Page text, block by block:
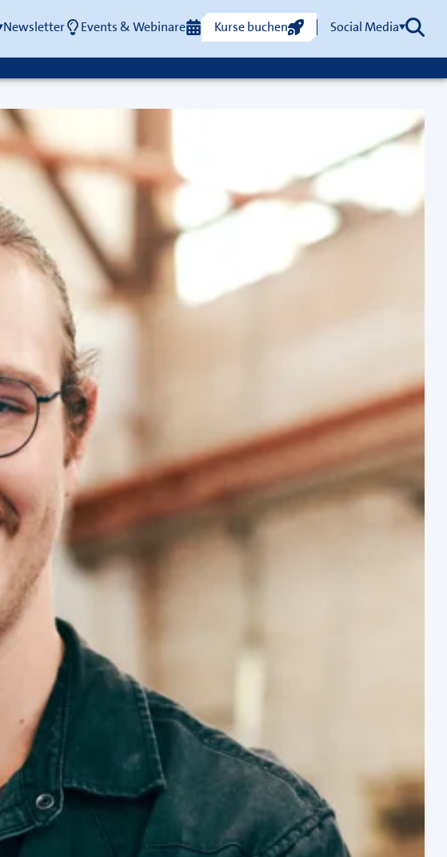
Newsletter Events & Webinare Kurse buchen Social Media